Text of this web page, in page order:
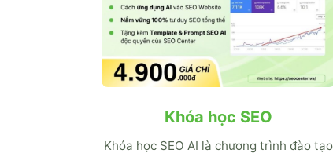
Khóa học SEO
Khóa học SEO AI là chương trình đào tạo